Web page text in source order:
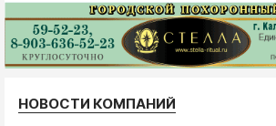
НОВОСТИ КОМПАНИЙ